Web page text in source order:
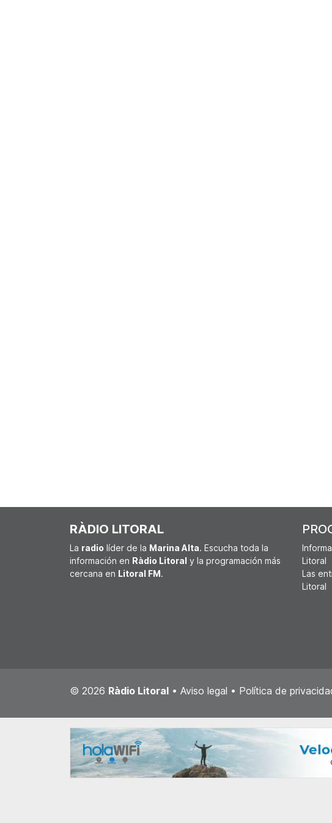
RÀDIO LITORAL
La radio líder de la Marina Alta. Escucha toda la
información en Ràdio Litoral y la programación más
cercana en Litoral FM.
Litoral
Las
Litoral
© 2026 Ràdio Litoral • Aviso legal • Política de